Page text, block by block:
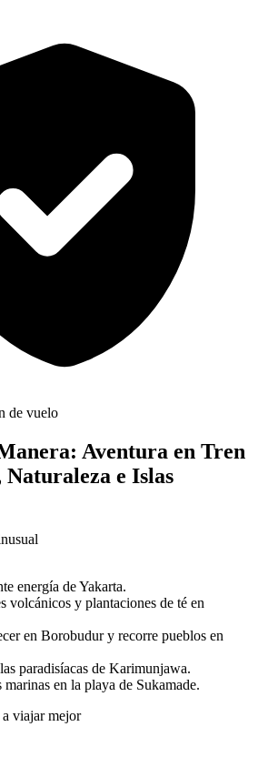
de vuelo
Aventura en Tren
e Islas
energía de Yakarta.
volcánicos y plantaciones de té en
en Borobudur y recorre pueblos en
paradisíacas de Karimunjawa.
marinas en la playa de Sukamade.
viajar mejor